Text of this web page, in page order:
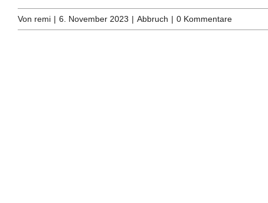
Von remi | 6. November 2023 | Abbruch | 0 Kommentare